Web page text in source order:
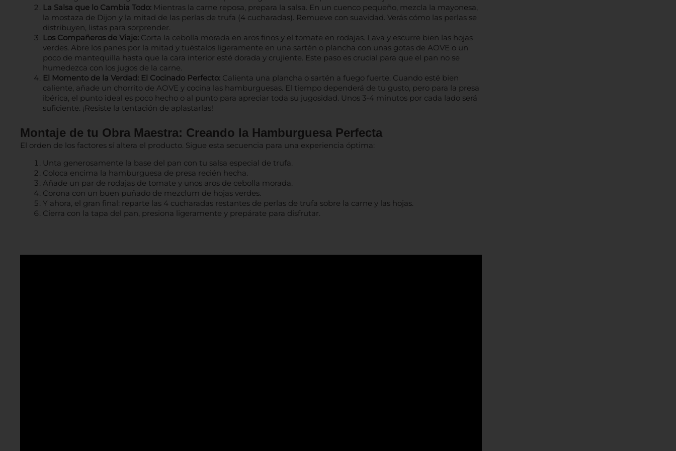
La Salsa que lo Cambia Todo: Mientras la carne reposa, prepara la salsa. En un cuenco pequeño, mezcla la mayonesa,
la mostaza de Dijon y la mitad de las perlas de trufa (4 cucharadas). Remueve con suavidad. Verás cómo las perlas se
distribuyen, listas para sorprender.
Los Compañeros de Viaje: Corta la cebolla morada en aros finos y el tomate en rodajas. Lava y escurre bien las hojas
verdes. Abre los panes por la mitad y tuéstalos ligeramente en una sartén o plancha con unas gotas de AOVE o un
poco de mantequilla hasta que la cara interior esté dorada y crujiente. Este paso es crucial para que el pan no se
humedezca con los jugos de la carne.
El Momento de la Verdad: El Cocinado Perfecto: Calienta una plancha o sartén a fuego fuerte. Cuando esté bien
caliente, añade un chorrito de AOVE y cocina las hamburguesas. El tiempo dependerá de tu gusto, pero para la presa
ibérica, el punto ideal es poco hecho o al punto para apreciar toda su jugosidad. Unos 3-4 minutos por cada lado será
suficiente. ¡Resiste la tentación de aplastarlas!
Montaje de tu Obra Maestra: Creando la Hamburguesa Perfecta
El orden de los factores sí altera el producto. Sigue esta secuencia para una experiencia óptima:
Unta generosamente la base del pan con tu salsa especial de trufa.
Coloca encima la hamburguesa de presa recién hecha.
Añade un par de rodajas de tomate y unos aros de cebolla morada.
Corona con un buen puñado de mezclum de hojas verdes.
Y ahora, el gran final: reparte las 4 cucharadas restantes de perlas de trufa sobre la carne y las hojas.
Cierra con la tapa del pan, presiona ligeramente y prepárate para disfrutar.